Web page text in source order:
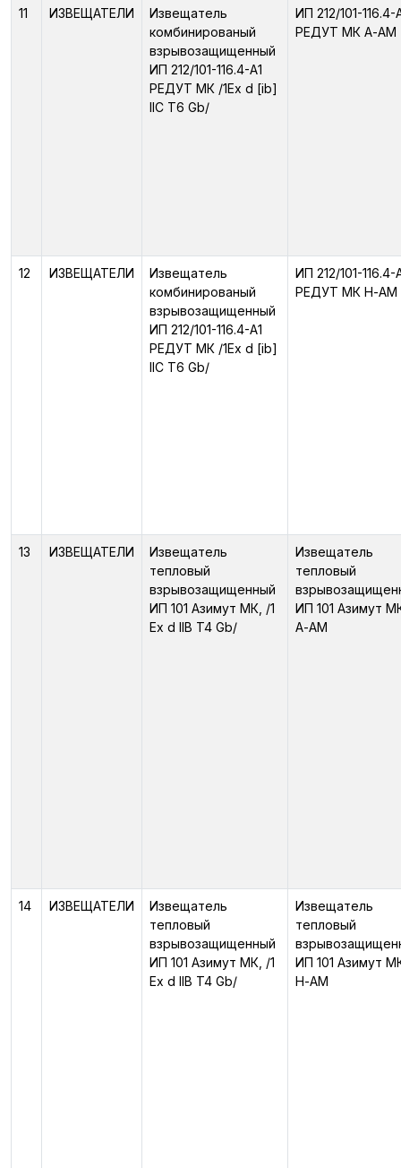
11 ИЗВЕЩАТЕЛИ
Извещатель
комбинированый
взрывозащищенный
ИП 212/101-116.4-А1
РЕДУТ МК /1Ex d [ib]
IIС T6 Gb/
ИП 212/101-116.4-
РЕДУТ МК А-АМ
12 ИЗВЕЩАТЕЛИ
Извещатель
комбинированый
взрывозащищенный
ИП 212/101-116.4-А1
РЕДУТ МК /1Ex d [ib]
IIС T6 Gb/
ИП 212/101-116.4-
РЕДУТ МК Н-АМ
13 ИЗВЕЩАТЕЛИ
Извещатель
тепловый
взрывозащищенный
ИП 101 Азимут МК, /1
Ex d IIB T4 Gb/
Извещатель
тепловый
ИП 101 Азимут
А-АМ
14 ИЗВЕЩАТЕЛИ
Извещатель
тепловый
взрывозащищенный
ИП 101 Азимут МК, /1
Ex d IIB T4 Gb/
Извещатель
тепловый
ИП 101 Азимут
Н-АМ